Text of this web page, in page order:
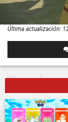
Última actualización: